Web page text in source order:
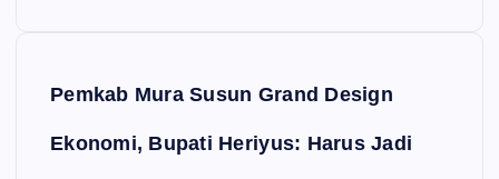
Pemkab Mura Susun Grand Design
Ekonomi, Bupati Heriyus: Harus Jadi